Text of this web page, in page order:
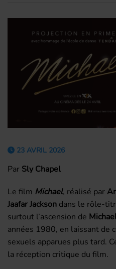
23 AVRIL 2026
Par Sly Chapel
Le film Michael, réalisé par
Jaafar Jackson dans le rôle-
surtout l’ascension de
années 1980, en laissant de
sexuels apparues plus tard.
la réception critique du film.